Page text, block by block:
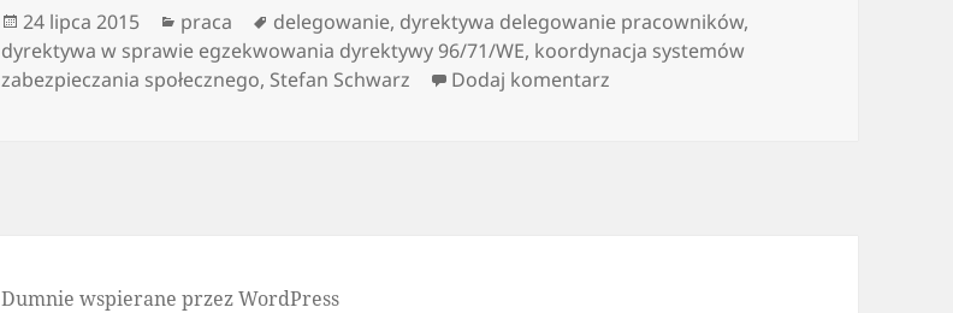
Data
publikacji
24 lipca 2015 Kategorie
praca Tagi
delegowanie, dyrektywa delegowanie pracowników,
dyrektywa w sprawie egzekwowania dyrektywy 96/71/WE, koordynacja systemów
zabezpieczania społecznego, Stefan Schwarz Dodaj komentarz
Dumnie wspierane przez WordPress